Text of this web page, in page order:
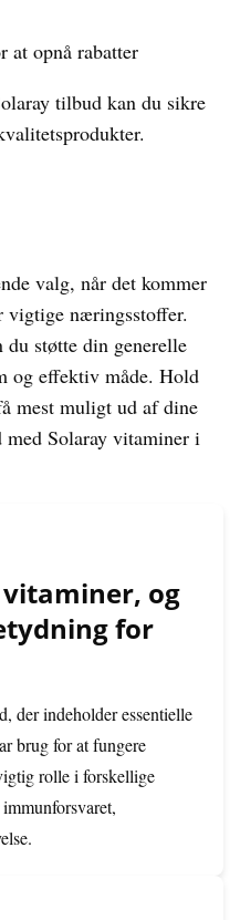
at opnå rabatter
tilbud kan du sikre
valg, når det kommer
vigtige næringsstoffer.
støtte din generelle
og effektiv måde. Hold
mest muligt ud af dine
med Solaray vitaminer i
vitaminer, og
for
der indeholder essentielle
brug for at fungere
rolle i forskellige